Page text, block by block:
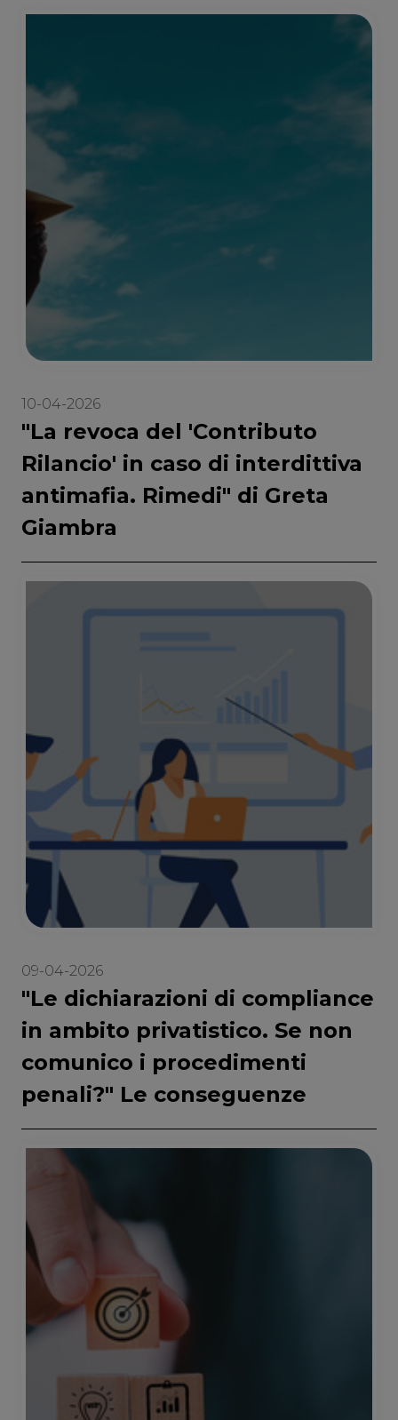
10-04-2026
"La revoca del 'Contributo
Rilancio' in caso di interdittiva
antimafia. Rimedi" di Greta
Giambra
09-04-2026
"Le dichiarazioni di compliance
in ambito privatistico. Se non
comunico i procedimenti
penali?" Le conseguenze